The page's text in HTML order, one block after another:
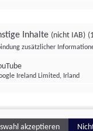
Inhalte (nicht IAB)
zusätzlicher
Ireland Limited, Irland
akzeptieren